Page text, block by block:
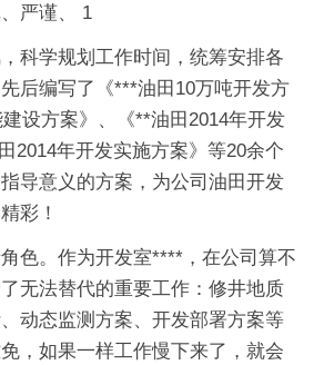
严谨、 1
科学规划工作时间，统筹安排各
后编写了《***油田10万吨开发方
设方案》、《**油田2014年开发
2014年开发实施方案》等20余个
导意义的方案，为公司油田开发
彩！
色。作为开发室****，在公司算不
了无法替代的重要工作：修井地质
动态监测方案、开发部署方案等
，如果一样工作慢下来了，就会